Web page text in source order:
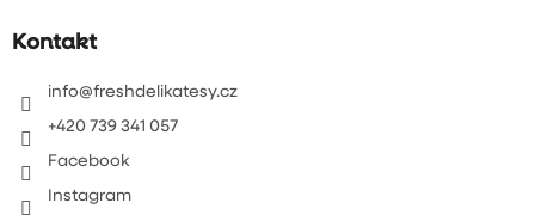
aKontakt
info@freshdelikatesy.cz
+420 739 341 057
Facebook
Instagram